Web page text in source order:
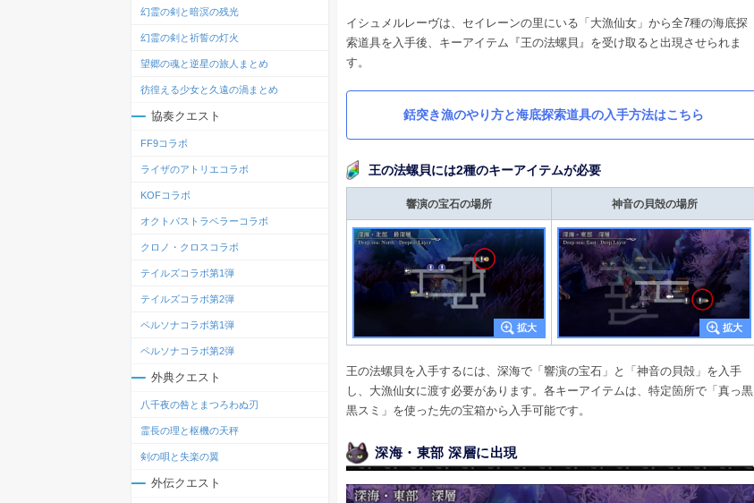
イシュメルレーヴは、セイレーンの里にいる「大漁仙女」から全7種の海底探
索道具を入手後、キーアイテム『王の法螺貝』を受け取ると出現させられま
す。
銛突き漁のやり方と海底探索道具の入手方法はこちら
王の法螺貝には2種のキーアイテムが必要
響演の宝石の場所 神音の貝殻の場所
王の法螺貝を入手するには、深海で「響演の宝石」と「神音の貝殻」を入手
し、大漁仙女に渡す必要があります。各キーアイテムは、特定箇所で「真っ黒
黒スミ」を使った先の宝箱から入手可能です。
深海・東部 深層に出現
幻霊の剣と暗溟の残光
幻霊の剣と祈誓の灯火
望郷の魂と逆星の旅人まとめ
彷徨える少女と久遠の渦まとめ
協奏クエスト
FF9コラボ
ライザのアトリエコラボ
KOFコラボ
オクトパストラベラーコラボ
クロノ・クロスコラボ
テイルズコラボ第1弾
テイルズコラボ第2弾
ペルソナコラボ第1弾
ペルソナコラボ第2弾
外典クエスト
八千夜の咎とまつろわぬ刃
霊長の理と枢機の天秤
剣の唄と失楽の翼
外伝クエスト